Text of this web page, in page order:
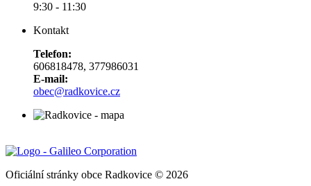
9:30 - 11:30
Kontakt
Telefon:
606818478, 377986031
E-mail:
obec@radkovice.cz
Oficiální stránky obce Radkovice © 2026